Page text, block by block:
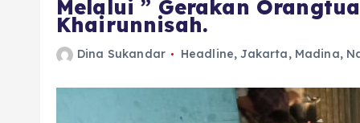
Melalui ” Gerakan
Khairunnisah.
Dina Sukandar Headline,Jakarta, Madina,